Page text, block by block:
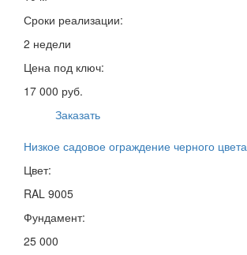
Сроки реализации:
2 недели
Цена под ключ:
17 000 руб.
Заказать
Низкое садовое ограждение черного цвета
Цвет:
RAL 9005
Фундамент:
25 000